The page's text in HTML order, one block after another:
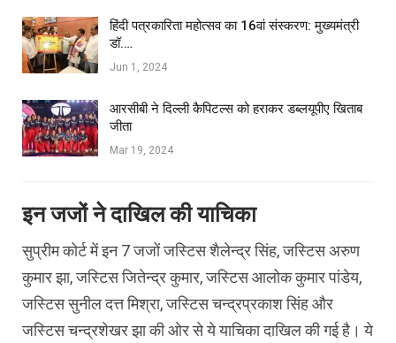
हिंदी पत्रकारिता महोत्सव का 16वां संस्करण: मुख्यमंत्री
डॉ.…
Jun 1, 2024
आरसीबी ने दिल्ली कैपिटल्स को हराकर डब्लयूपीए खिताब
जीता
Mar 19, 2024
इन जजों ने दाखिल की याचिका
सुप्रीम कोर्ट में इन 7 जजों जस्टिस शैलेन्द्र सिंह, जस्टिस अरुण
कुमार झा, जस्टिस जितेन्द्र कुमार, जस्टिस आलोक कुमार पांडेय,
जस्टिस सुनील दत्त मिश्रा, जस्टिस चन्द्रप्रकाश सिंह और
जस्टिस चन्द्रशेखर झा की ओर से ये याचिका दाखिल की गई है। ये